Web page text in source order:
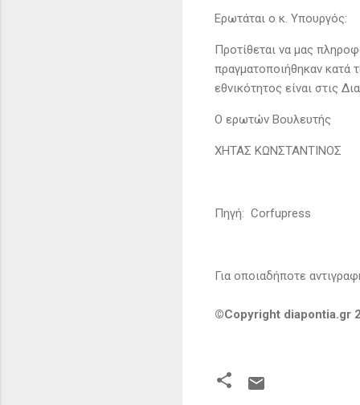
Ερωτάται ο κ. Υπουργός:
Προτίθεται να μας
πραγματοποιήθηκαν κατά
εθνικότητος είναι στις
Ο ερωτών Βουλευτής
ΧΗΤΑΣ ΚΩΝΣΤΑΝΤΙΝΟΣ
Πηγή: Corfupress
Για οποιαδήποτε
©Copyright diapontia.gr